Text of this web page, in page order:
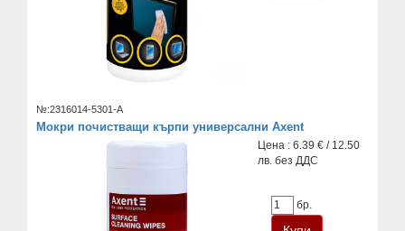
№:2316014-5301-A
Мокри почистващи кърпи универсални Axent
Цена : 6.39 € / 12.50
лв. без ДДС
бр.